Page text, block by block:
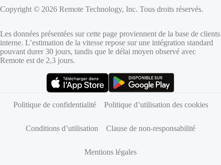
Copyright © 2026 Remote Technology, Inc. Tous droits réservés.
Les données présentées sur cette page proviennent de la base de clients
interne. L’estimation de la vitesse repose sur une intégration standard
pouvant durer 30 jours, tandis que le délai moyen observé avec
Remote est de 2,3 jours.
Politique de confidentialité
Politique d’utilisation des cookies
Conditions d’utilisation Clause de non-responsabilité
Mentions légales